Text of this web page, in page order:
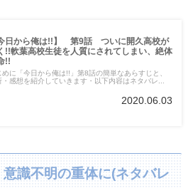
今日から俺は!!】 第9話 ついに開久高校が
!!軟葉高校生徒を人質にされてしまい、絶体
!!
めに「今日から俺は!!」第8話の簡単なあらすじと、
・感想を紹介していきます・以下内容はネタバレ...
2020.06.03
識不明の重体に(ネタバレ